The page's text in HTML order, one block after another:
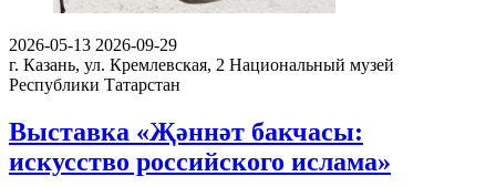
2026-05-13 2026-09-29
г. Казань, ул. Кремлевская, 2 Национальный музей
Республики Татарстан
Выставка «Җәннәт бакчасы:
искусство российского ислама»